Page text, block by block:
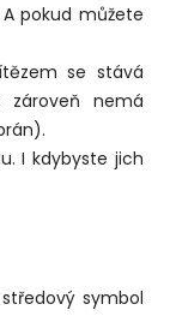
pokud můžete
se stává
nemá
I kdybyste jich
symbol